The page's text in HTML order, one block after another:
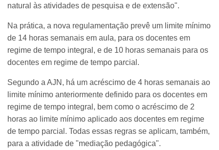
natural às atividades de pesquisa e de extensão".
Na prática, a nova regulamentação prevê um limite mínimo
de 14 horas semanais em aula, para os docentes em
regime de tempo integral, e de 10 horas semanais para os
docentes em regime de tempo parcial.
Segundo a AJN, há um acréscimo de 4 horas semanais ao
limite mínimo anteriormente definido para os docentes em
regime de tempo integral, bem como o acréscimo de 2
horas ao limite mínimo aplicado aos docentes em regime
de tempo parcial. Todas essas regras se aplicam, também,
para a atividade de "mediação pedagógica".